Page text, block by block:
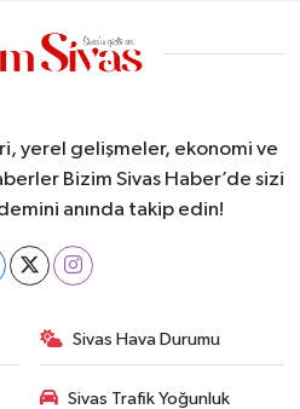
yerel gelişmeler, ekonomi ve
Bizim Sivas Haber’de sizi
anında takip edin!
Sivas Hava Durumu
Sivas Trafik Yoğunluk